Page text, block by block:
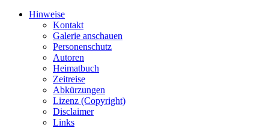
Hinweise
Kontakt
Galerie anschauen
Personenschutz
Autoren
Heimatbuch
Zeitreise
Abkürzungen
Lizenz (Copyright)
Disclaimer
Links